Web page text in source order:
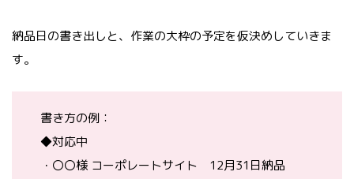
納品日の書き出しと、作業の大枠の予定を仮決めしていきま
す。
書き方の例：
◆対応中
・〇〇様 コーポレートサイト 12月31日納品